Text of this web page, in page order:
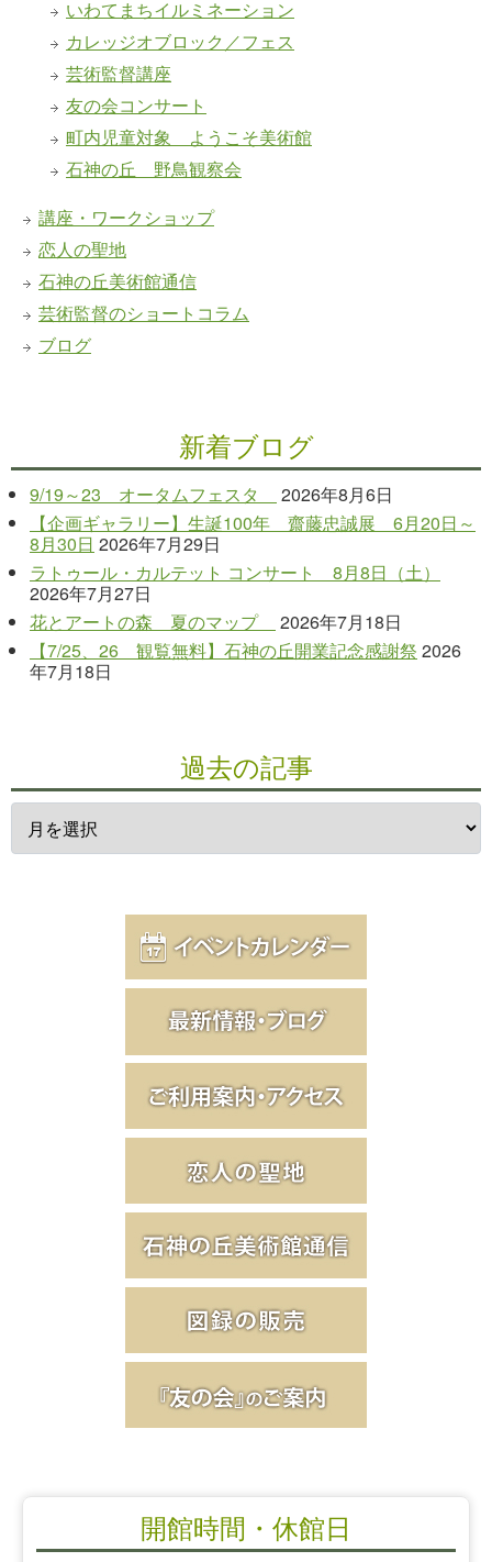
いわてまちイルミネーション
カレッジオブロック／フェス
芸術監督講座
友の会コンサート
町内児童対象 ようこそ美術館
石神の丘 野鳥観察会
講座・ワークショップ
恋人の聖地
石神の丘美術館通信
芸術監督のショートコラム
ブログ
新着ブログ
9/19～23 オータムフェスタ
2026年8月6日
【企画ギャラリー】生誕100年 齋藤忠誠展 6月20日～
8月30日 2026年7月29日
ラトゥール・カルテット コンサート 8月8日（土）
2026年7月27日
花とアートの森 夏のマップ
2026年7月18日
【7/25、26 観覧無料】石神の丘開業記念感謝祭 2026
年7月18日
過去の記事
開館時間・休館日